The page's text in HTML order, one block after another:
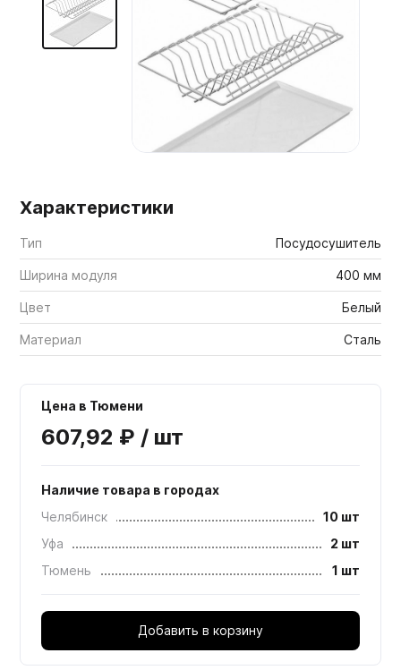
Мебельные образцы, каталоги
Характеристики
Тип Посудосушитель
Ширина модуля 400 мм
Цвет Белый
Материал Сталь
Цена в Тюмени
607,92 ₽ / шт
Наличие товара в городах
Челябинск
10 шт
Уфа
2 шт
Тюмень
1 шт
Добавить в корзину